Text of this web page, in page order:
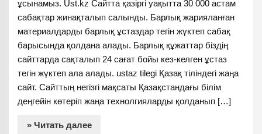
ұсынамыз. Ust.kz Сайтта қазіргі уақытта 30 000 астам
сабақтар жинақталып салынды. Барлық жарияланған
материалдарды барлық ұстаздар тегін жүктеп сабақ
барысында қолдана алады. Барлық құжаттар біздің
сайттарда сақталып 24 сағат бойы кез-келген ұстаз
тегін жүктеп ала алады. ustaz tilegi Қазақ тіліндегі жаңа
сайт. Сайттың негізгі мақсаты Қазақстандағы білім
деңгейін көтеріп жаңа технолгияларды қолданып […]
» Читать далее